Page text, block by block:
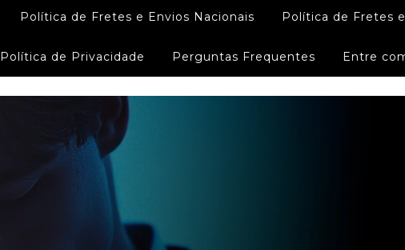
Política de Fretes e Envios Nacionais Política de Fretes
Política de Privacidade Perguntas Frequentes Entre